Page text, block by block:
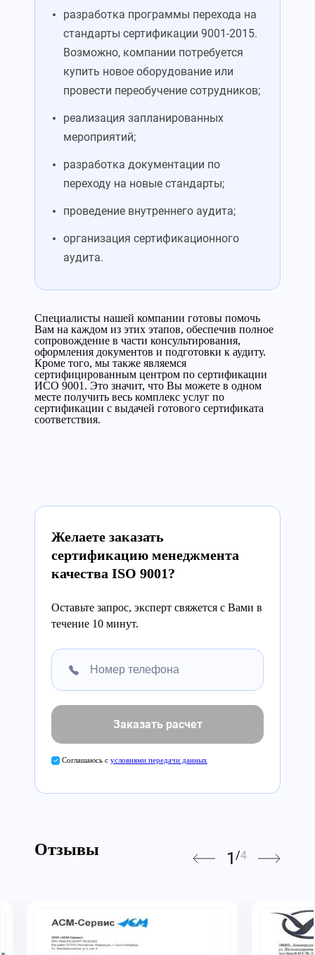
разработка программы перехода на
стандарты сертификации 9001-2015.
Возможно, компании потребуется
купить новое оборудование или
провести переобучение сотрудников;
реализация запланированных
мероприятий;
разработка документации по
переходу на новые стандарты;
проведение внутреннего аудита;
организация сертификационного
аудита.
Специалисты нашей компании готовы помочь
Вам на каждом из этих этапов, обеспечив полное
сопровождение в части консультирования,
оформления документов и подготовки к аудиту.
Кроме того, мы также являемся
сертифицированным центром по сертификации
ИСО 9001. Это значит, что Вы можете в одном
месте получить весь комплекс услуг по
сертификации с выдачей готового сертификата
соответствия.
Желаете заказать
сертификацию менеджмента
качества ISO 9001?
Оставьте запрос, эксперт свяжется с Вами в
течение 10 минут.
Заказать расчет
Соглашаюсь с условиями передачи данных
Отзывы 1 /4